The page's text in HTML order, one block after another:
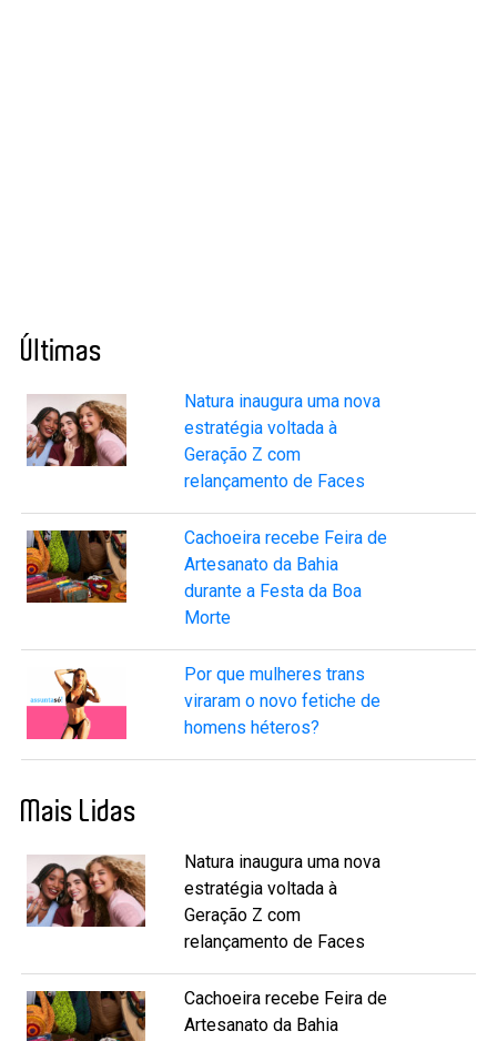
Últimas
Natura inaugura uma nova
estratégia voltada à
Geração Z com
relançamento de Faces
Cachoeira recebe Feira de
Artesanato da Bahia
durante a Festa da Boa
Morte
Por que mulheres trans
viraram o novo fetiche de
homens héteros?
Mais Lidas
Natura inaugura uma nova
estratégia voltada à
Geração Z com
relançamento de Faces
Cachoeira recebe Feira de
Artesanato da Bahia